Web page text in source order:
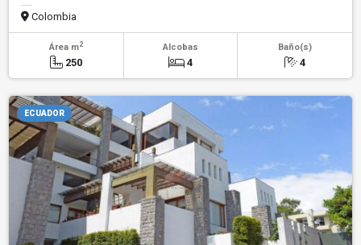
Colombia
Área m2
250
Alcobas
4
Baño(s)
4
ECUADOR